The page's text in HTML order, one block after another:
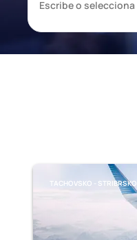
TACHOVSKO - STRIBRSKO